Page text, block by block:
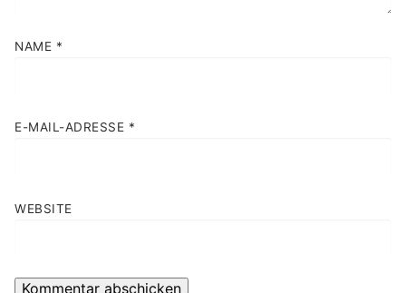
NAME *
E-MAIL-ADRESSE *
WEBSITE